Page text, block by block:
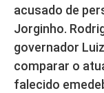
acusado de
Jorginho.
governador
comparar o
falecido